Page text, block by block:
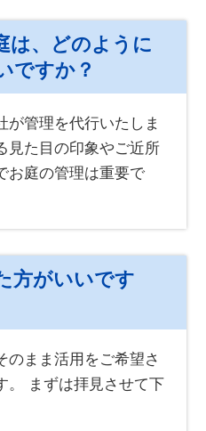
は、どのように
ですか？
が管理を代行いたしま
見た目の印象やご近所
お庭の管理は重要で
方がいいです
のまま活用をご希望さ
。 まずは拝見させて下